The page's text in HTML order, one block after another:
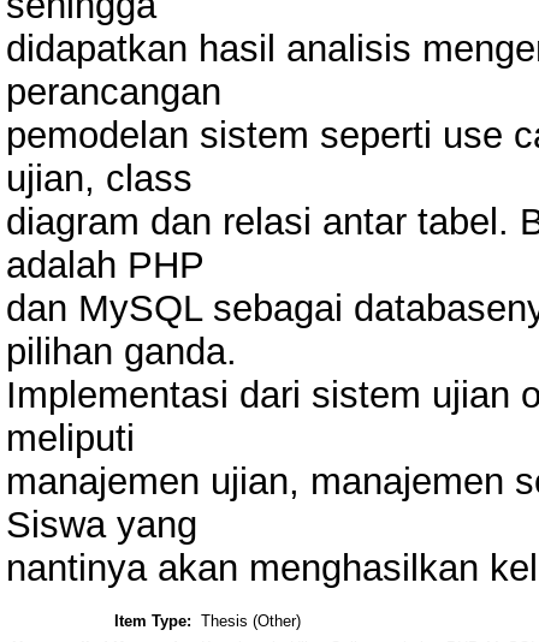
didapatkan hasil analisis
perancangan
pemodelan sistem seperti use
ujian, class
diagram dan relasi antar tabel.
adalah PHP
dan MySQL sebagai
pilihan ganda.
Implementasi dari sistem ujian
meliputi
manajemen ujian, manajemen
Siswa yang
nantinya akan menghasilkan
Item Type: Thesis (Other)